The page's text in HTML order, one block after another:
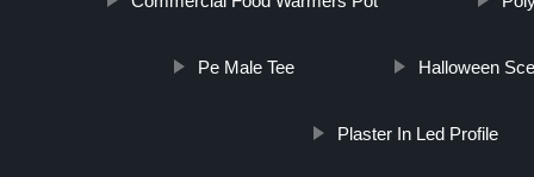
Pe Male Tee Halloween
Plaster In Led Profile